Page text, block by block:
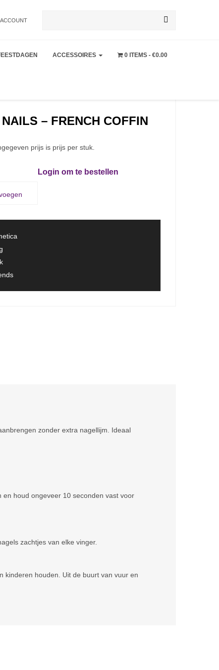
naar:ACCESSOIRES 0 ITEMS €0.00
– FRENCH COFFIN
prijs is prijs per stuk.
Login om te bestellen
zonder extra nagellijm. Ideaal
houd ongeveer 10 seconden vast voor
zachtjes van elke vinger.
kinderen houden. Uit de buurt van vuur en